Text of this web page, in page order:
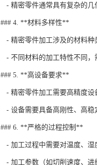
- 精密零件通常具有复杂的几
### 4. **材料多样性**
- 精密零件加工涉及的材料种
- 不同材料的加工特性不同，
### 5. **高设备要求**
- 精密零件加工需要高精度设
- 设备需要具备高刚性、高稳
### 6. **严格的过程控制**
- 加工过程中需要对温度、湿
- 加工参数（如切削速度、进